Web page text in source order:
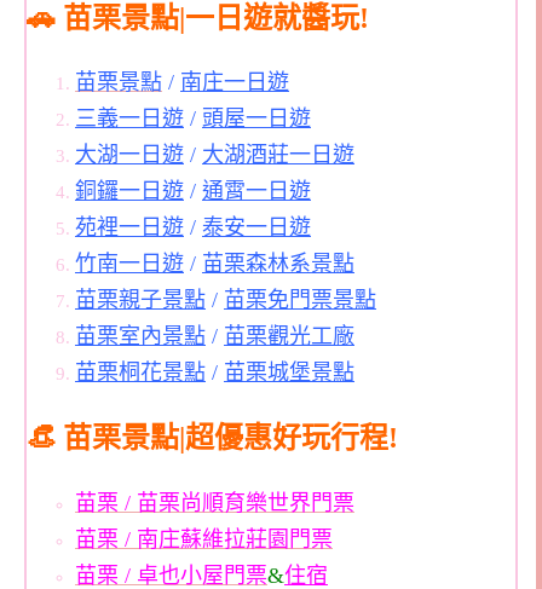
🚗 苗栗景點|一日遊就醬玩!
苗栗景點 / 南庄一日遊
三義一日遊 / 頭屋一日遊
大湖一日遊 / 大湖酒莊一日遊
銅鑼一日遊 / 通霄一日遊
苑裡一日遊 / 泰安一日遊
竹南一日遊 / 苗栗森林系景點
苗栗親子景點 / 苗栗免門票景點
苗栗室內景點 / 苗栗觀光工廠
苗栗桐花景點 / 苗栗城堡景點
👒 苗栗景點|超優惠好玩行程!
苗栗 / 苗栗尚順育樂世界門票
苗栗 / 南庄蘇維拉莊園門票
苗栗 / 卓也小屋門票&住宿